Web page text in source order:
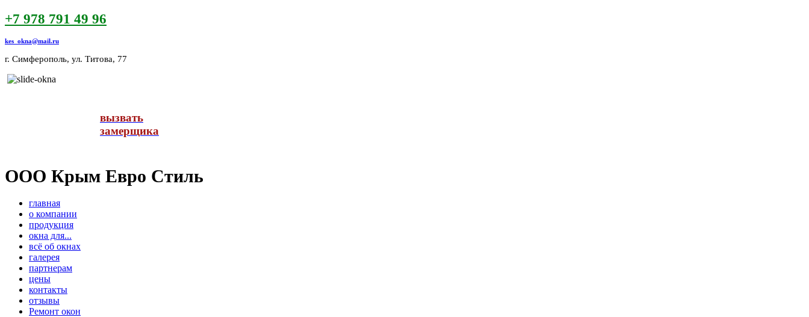
+7 978 791 49 96
kes_okna@mail.ru
г. Симферополь, ул. Титова, 77
вызвать
замерщика
ООО Крым Евро Стиль
главная
о компании
продукция
окна для...
всё об окнах
галерея
партнерам
цены
контакты
отзывы
Ремонт окон